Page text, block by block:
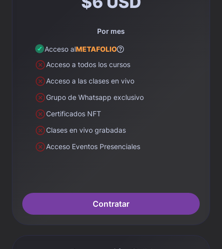
Por mes
Acceso alMETAFOLIO
Acceso a todos los cursos
Acceso a las clases en vivo
Grupo de Whatsapp exclusivo
Certificados NFT
Clases en vivo grabadas
Acceso Eventos Presenciales
Contratar